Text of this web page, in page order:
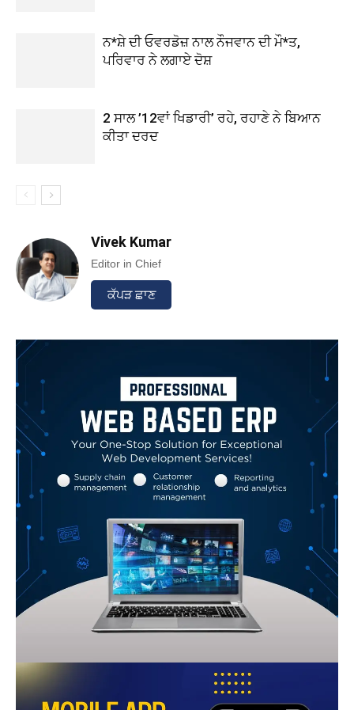
ਨ*ਸ਼ੇ ਦੀ ਓਵਰਡੋਜ਼ ਨਾਲ ਨੌਜਵਾਨ ਦੀ ਮੌ*ਤ,
ਪਰਿਵਾਰ ਨੇ ਲਗਾਏ ਦੋਸ਼
2 ਸਾਲ ’12ਵਾਂ ਖਿਡਾਰੀ’ ਰਹੇ, ਰਹਾਣੇ ਨੇ ਬਿਆਨ
ਕੀਤਾ ਦਰਦ
Vivek Kumar
Editor in Chief
ਕੱਪੜ ਛਾਣ